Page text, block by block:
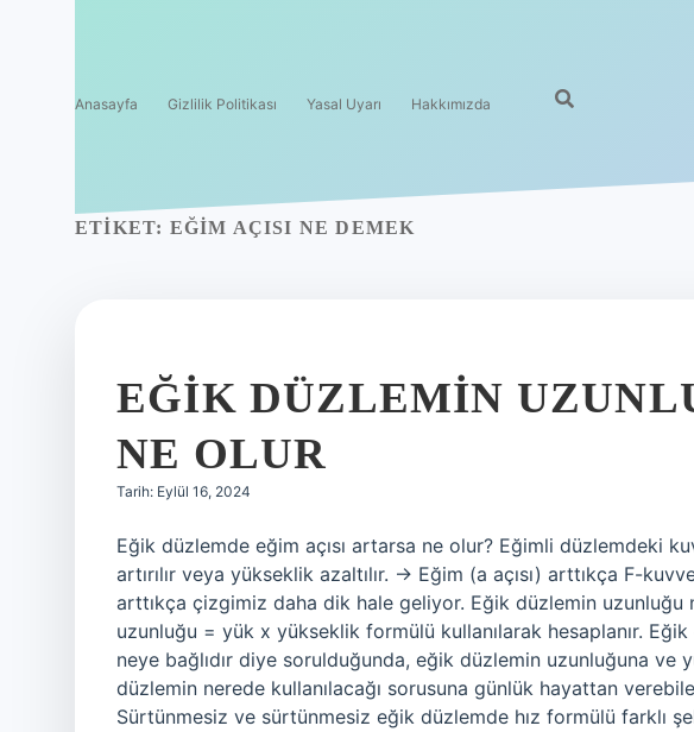
Anasayfa Gizlilik Politikası Yasal Uyarı Hakkımızda
ETIKET: EĞIM AÇISI NE DEMEK
EĞIK DÜZLEMIN
NE OLUR
Tarih: Eylül 16, 2024
Eğik düzlemde eğim açısı artarsa ne olur? Eğimli düzlemdeki
artırılır veya yükseklik azaltılır. → Eğim (a açısı) arttıkça F-
arttıkça çizgimiz daha dik hale geliyor. Eğik düzlemin uzunluğu
uzunluğu = yük x yükseklik formülü kullanılarak hesaplanır.
neye bağlıdır diye sorulduğunda, eğik düzlemin uzunluğuna ve
düzlemin nerede kullanılacağı sorusuna günlük hayattan
Sürtünmesiz ve sürtünmesiz eğik düzlemde hız formülü farklı